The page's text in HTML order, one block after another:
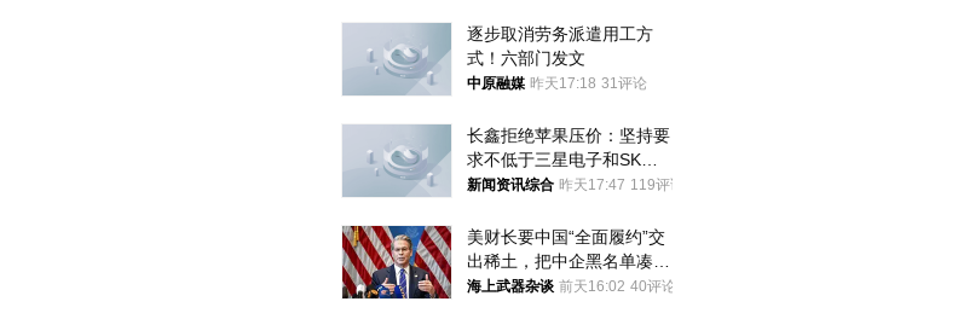
逐步取消劳务派遣用工方
式！六部门发文
中原融媒 昨天17:18 31评论
长鑫拒绝苹果压价：坚持要
求不低于三星电子和SK海
力士
新闻资讯综合 昨天17:47 119评论
美财长要中国“全面履约”交
出稀土，把中企黑名单凑到
187家，中方做最坏打算
海上武器杂谈 前天16:02 40评论